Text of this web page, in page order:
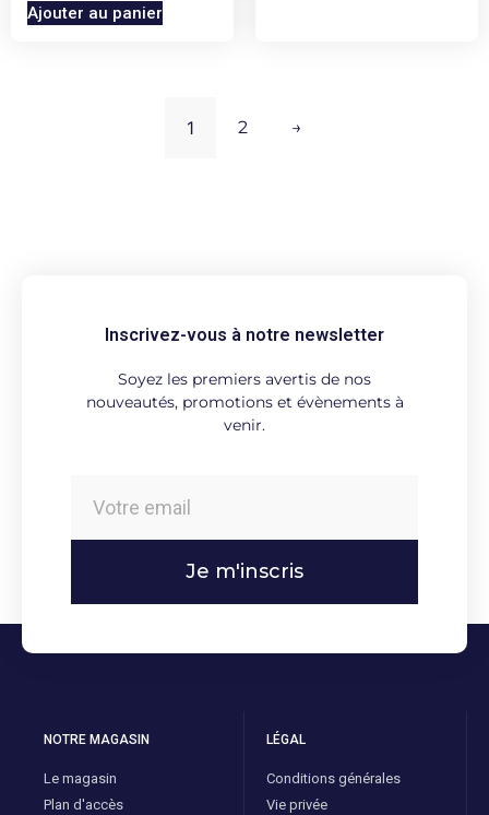
Ajouter au panier
1 2 →
Inscrivez-vous à notre newsletter
Soyez les premiers avertis de nos
nouveautés, promotions et évènements à
venir.
Je m'inscris
NOTRE MAGASIN
Le magasin
Plan d'accès
LÉGAL
Conditions générales
Vie privée